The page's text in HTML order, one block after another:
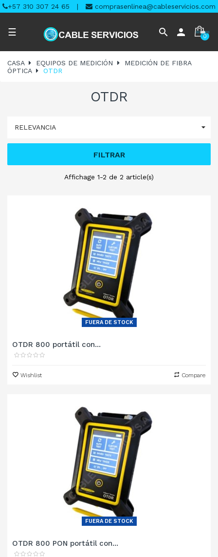
+57 310 307 24 65 | comprasenlinea@cableservicios.com
Navegación
palanca
☰ search person 0
CASA EQUIPOS DE MEDICIÓN
MEDICIÓN DE FIBRA
ÓPTICA
OTDR
OTDR
RELEVANCIA 
FILTRAR
Affichage 1-2 de 2 article(s)
FUERA DE STOCK
OTDR 800 portátil con...
Wishlist Compare
FUERA DE STOCK
OTDR 800 PON portátil con...